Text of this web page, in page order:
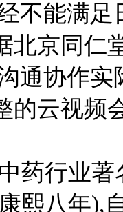
不能满足
北京同仁
通协作实
的云视频
药行业著
熙八年),